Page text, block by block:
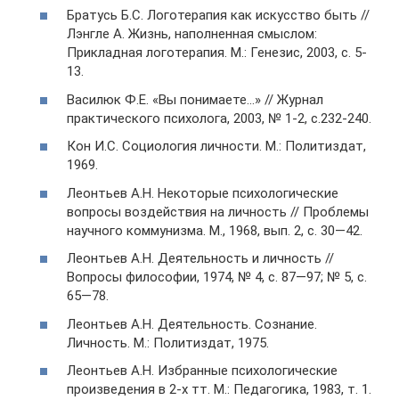
Братусь Б.С. Логотерапия как искусство быть //
Лэнгле А. Жизнь, наполненная смыслом:
Прикладная логотерапия. М.: Генезис, 2003, с. 5-
13.
Василюк Ф.Е. «Вы понимаете…» // Журнал
практического психолога, 2003, № 1-2, с.232-240.
Кон И.С. Социология личности. М.: Политиздат,
1969.
Леонтьев А.Н. Некоторые психологические
вопросы воздействия на личность // Проблемы
научного коммунизма. М., 1968, вып. 2, с. 30—42.
Леонтьев А.Н. Деятельность и личность //
Вопросы философии, 1974, № 4, с. 87—97; № 5, с.
65—78.
Леонтьев А.Н. Деятельность. Сознание.
Личность. М.: Политиздат, 1975.
Леонтьев А.Н. Избранные психологические
произведения в 2-х тт. М.: Педагогика, 1983, т. 1.